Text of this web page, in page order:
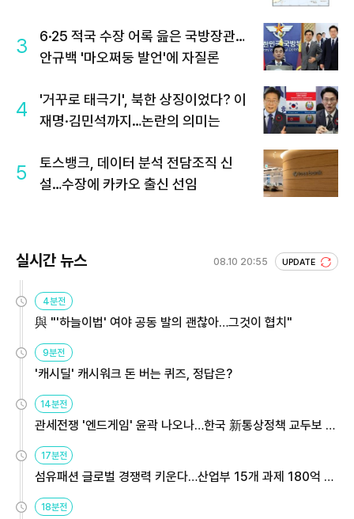
3
6·25 적국 수장 어록 읊은 국방장관…
안규백 '마오쩌둥 발언'에 자질론
4
'거꾸로 태극기', 북한 상징이었다? 이
재명·김민석까지…논란의 의미는
5
토스뱅크, 데이터 분석 전담조직 신
설…수장에 카카오 출신 선임
실시간 뉴스 08.10 20:55 UPDATE
4분전
與 "'하늘이법' 여야 공동 발의 괜찮아…그것이 협치"
9분전
'캐시딜' 캐시워크 돈 버는 퀴즈, 정답은?
14분전
관세전쟁 '엔드게임' 윤곽 나오나…한국 新통상정책 교두보 활
17분전
섬유패션 글로벌 경쟁력 키운다…산업부 15개 과제 180억 지
18분전